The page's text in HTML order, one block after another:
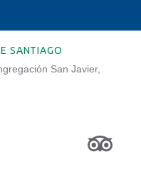
SANTIAGO
San Javier,